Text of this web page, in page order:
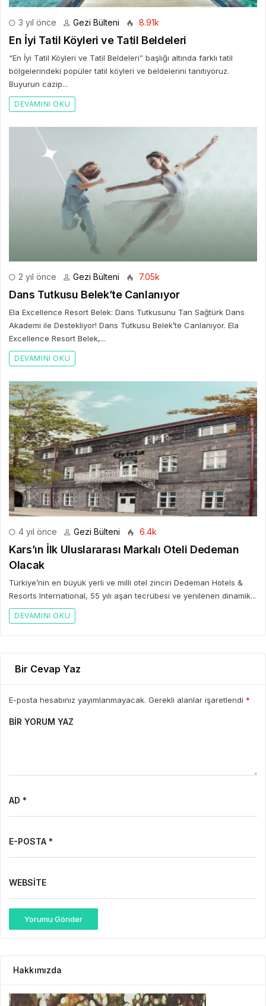
3 yıl önce Gezi Bülteni 8.91k
En İyi Tatil Köyleri ve Tatil Beldeleri
“En İyi Tatil Köyleri ve Tatil Beldeleri” başlığı altında farklı tatil
bölgelerindeki popüler tatil köyleri ve beldelerini tanıtıyoruz.
Buyurun cazip...
DEVAMINI OKU
2 yıl önce Gezi Bülteni 7.05k
Dans Tutkusu Belek’te Canlanıyor
Ela Excellence Resort Belek: Dans Tutkusunu Tan Sağtürk Dans
Akademi ile Destekliyor! Dans Tutkusu Belek’te Canlanıyor. Ela
Excellence Resort Belek,...
DEVAMINI OKU
4 yıl önce Gezi Bülteni 6.4k
Kars’ın İlk Uluslararası Markalı Oteli Dedeman
Olacak
Türkiye’nin en büyük yerli ve milli otel zinciri Dedeman Hotels &
Resorts International, 55 yılı aşan tecrübesi ve yenilenen dinamik...
DEVAMINI OKU
Bir Cevap Yaz
E-posta hesabınız yayımlanmayacak. Gerekli alanlar işaretlendi *
BIR YORUM YAZ
AD *
E-POSTA *
WEBSITE
Yorumu Gönder
Hakkımızda